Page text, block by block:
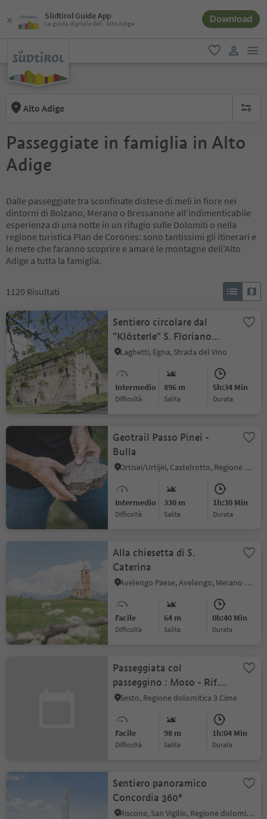
Südtirol Guide App
La guida digitale dell´Alto Adige Download
favoriti
Alto Adige
Passeggiate in famiglia in Alto
Adige
Dalle passeggiate tra sconfinate distese di meli in fiore nei
dintorni di Bolzano, Merano o Bressanone all’indimenticabile
esperienza di una notte in un rifugio sulle Dolomiti o nella
regione turistica Plan de Corones: sono tantissimi gli itinerari e
le mete che faranno scoprire e amare le montagne dell’Alto
Adige a tutta la famiglia.
1120 Risultati
Sentiero circolare dal
"Klösterle" S. Floriano
attraverso Laghetti e
Laghetti, Egna, Strada del Vino
Intermedio
Difficoltà
896 m
Salita
5h:34 Min
durata
Geotrail Passo Pinei -
Bulla
Ortisei/Urtijëi, Castelrotto, Regione dolomitica Alpe di Siusi
Intermedio
Difficoltà
330 m
Salita
1h:30 Min
durata
Alla chiesetta di S.
Caterina
Avelengo Paese, Avelengo, Merano e dintorni
Facile
Difficoltà
64 m
Salita
0h:40 Min
durata
Passeggiata col
passeggino : Moso - Rif.
Pollaio - Signaue
Sesto, Regione dolomitica 3 Cime
Facile
Difficoltà
98 m
Salita
1h:04 Min
durata
Sentiero panoramico
Concordia 360°
Riscone, San Vigilio, Regione dolomitica Plan de Corones